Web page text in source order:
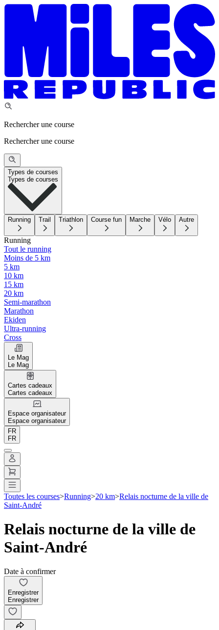
Rechercher une course
Rechercher une course
Types de courses
Types de courses
Running Trail Triathlon Course fun Marche Vélo Autre
Running
Tout le running
Moins de 5 km
5 km
10 km
15 km
20 km
Semi-marathon
Marathon
Ekiden
Ultra-running
Cross
Le Mag
Le Mag
Cartes cadeaux
Cartes cadeaux
Espace organisateur
Espace organisateur
FR
FR
Toutes les courses>Running>20 km>Relais nocturne de la ville de
Saint-André
Relais nocturne de la ville de
Saint-André
Date à confirmer
Enregistrer
Enregistrer